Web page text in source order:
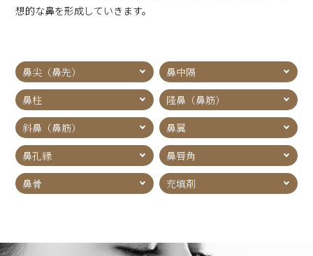
想的な鼻を形成していきます。
鼻尖（鼻先）
鼻中隔
鼻柱
隆鼻（鼻筋）
斜鼻（鼻筋）
鼻翼
鼻孔縁
鼻唇角
鼻骨
充填剤